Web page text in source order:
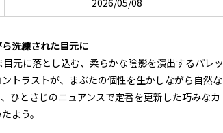
2026/05/08
洗練された目元に
元に落とし込む、柔らかな陰影を演出するパレッ
トラストが、まぶたの個性を生かしながら自然な
ひとさじのニュアンスで定番を更新した巧みなカ
よう。